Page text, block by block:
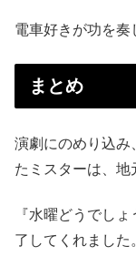
電車好きが功を奏
まとめ
演劇にのめり込み
たミスターは、地
『水曜どうでし
了してくれました